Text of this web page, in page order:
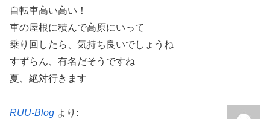
自転車高い高い！
車の屋根に積んで高原にいって
乗り回したら、気持ち良いでしょうね
すずらん、有名だそうですね
夏、絶対行きます
RUU-Blog より: